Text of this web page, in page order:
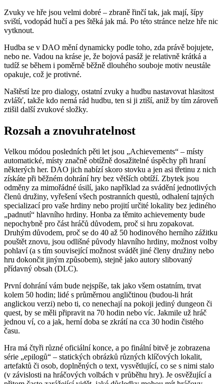
Zvuky ve hře jsou velmi dobré – zbraně řinčí tak, jak mají, šípy
sviští, vodopád hučí a pes štěká jak má. Po této stránce nelze hře nic
vytknout.
Hudba se v DAO mění dynamicky podle toho, zda právě bojujete,
nebo ne. Vadou na kráse je, že bojová pasáž je relativně krátká a
tudíž se během i poměrně běžně dlouhého souboje motiv neustále
opakuje, což je protivné.
Naštěstí lze pro dialogy, ostatní zvuky a hudbu nastavovat hlasitost
zvlášť, takže kdo nemá rád hudbu, ten si ji ztiší, aniž by tím zároveň
ztišil další zvukové složky.
Rozsah a znovuhratelnost
Velkou módou posledních pěti let jsou „Achievements“ – místy
automatické, místy značně obtížně dosažitelné úspěchy při hraní
některých her. DAO jich nabízí skoro stovku a jen asi třetinu z nich
získáte při běžném dohrání hry bez větších obtíží. Zbytek jsou
odměny za mimořádné úsilí, jako například za svádění jednotlivých
členů družiny, vyřešení všech postranních questů, odhalení tajných
specializací pro vaše hrdiny nebo projití určité lokality bez jediného
„padnutí“ hlavního hrdiny. Honba za těmito achievementy bude
nepochybně pro část hráčů důvodem, proč si hru zopakovat.
Druhým důvodem, proč se do 40 až 50 hodinového herního zážitku
pouštět znovu, jsou odlišné původy hlavního hrdiny, možnost volby
pohlaví (a s tím související možnost svádět jiné členy družiny nebo
hru dokončit jiným způsobem), stejně jako autory slibovaný
přídavný obsah (DLC).
První dohrání vám bude nejspíše, tak jako všem ostatním, trvat
kolem 50 hodin; lidé s průměrnou angličtinou (budou-li hrát
anglickou verzi) nebo ti, co nenechají na pokoji jediný dungeon či
quest, by se měli připravit na 70 hodin nebo víc. Jakmile už hráč
jednou ví, co a jak, herní doba se zkrátí na cca 30 hodin čistého
času.
Hra má čtyři různé oficiální konce, a po finální bitvě je zobrazena
série „epilogů“ – statických obrázků různých klíčových lokalit,
artefaktů či osob, doplněných o text, vysvětlující, co se s nimi stalo
(v závislosti na hráčových volbách v průběhu hry). Je osvěžující a